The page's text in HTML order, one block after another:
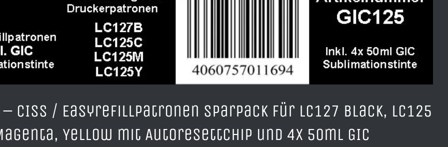
– CISS / Easyrefillpatronen Sparpack für LC127 Black, LC125
Yellow mit Autoresettchip und 4x 50ml GIC